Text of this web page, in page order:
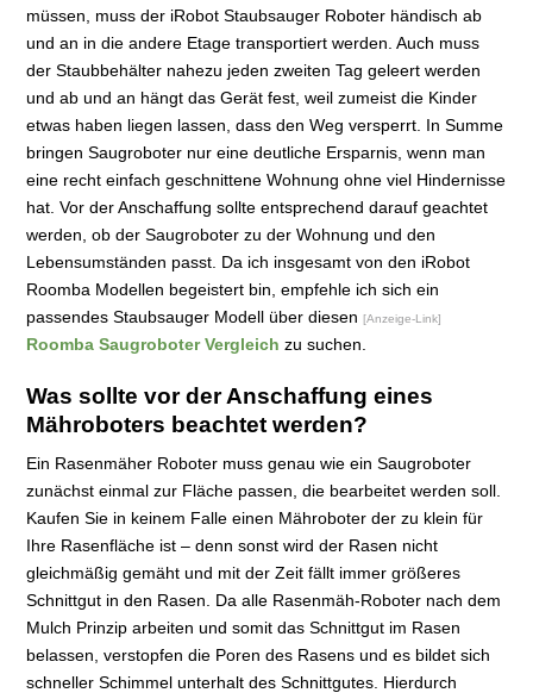
müssen, muss der iRobot Staubsauger Roboter händisch ab
und an in die andere Etage transportiert werden. Auch muss
der Staubbehälter nahezu jeden zweiten Tag geleert werden
und ab und an hängt das Gerät fest, weil zumeist die Kinder
etwas haben liegen lassen, dass den Weg versperrt. In Summe
bringen Saugroboter nur eine deutliche Ersparnis, wenn man
eine recht einfach geschnittene Wohnung ohne viel Hindernisse
hat. Vor der Anschaffung sollte entsprechend darauf geachtet
werden, ob der Saugroboter zu der Wohnung und den
Lebensumständen passt. Da ich insgesamt von den iRobot
Roomba Modellen begeistert bin, empfehle ich sich ein
passendes Staubsauger Modell über diesen [Anzeige-Link]
Roomba Saugroboter Vergleich zu suchen.
Was sollte vor der Anschaffung eines
Mähroboters beachtet werden?
Ein Rasenmäher Roboter muss genau wie ein Saugroboter
zunächst einmal zur Fläche passen, die bearbeitet werden soll.
Kaufen Sie in keinem Falle einen Mähroboter der zu klein für
Ihre Rasenfläche ist – denn sonst wird der Rasen nicht
gleichmäßig gemäht und mit der Zeit fällt immer größeres
Schnittgut in den Rasen. Da alle Rasenmäh-Roboter nach dem
Mulch Prinzip arbeiten und somit das Schnittgut im Rasen
belassen, verstopfen die Poren des Rasens und es bildet sich
schneller Schimmel unterhalt des Schnittgutes. Hierdurch